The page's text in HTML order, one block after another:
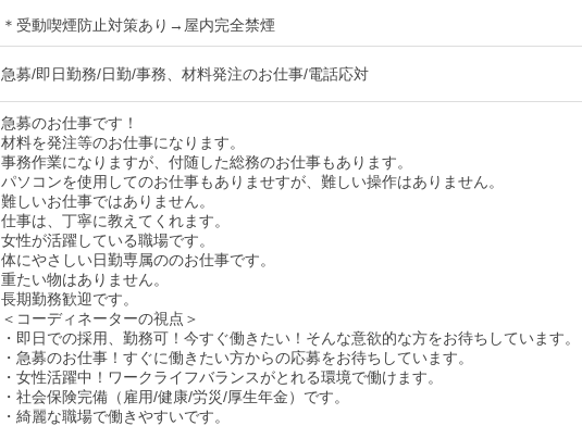
＊受動喫煙防止対策あり→屋内完全禁煙
急募/即日勤務/日勤/事務、材料発注のお仕事/電話応対
急募のお仕事です！
材料を発注等のお仕事になります。
事務作業になりますが、付随した総務のお仕事もあります。
パソコンを使用してのお仕事もありませすが、難しい操作はありません。
難しいお仕事ではありません。
仕事は、丁寧に教えてくれます。
女性が活躍している職場です。
体にやさしい日勤専属ののお仕事です。
重たい物はありません。
長期勤務歓迎です。
＜コーディネーターの視点＞
・即日での採用、勤務可！今すぐ働きたい！そんな意欲的な方をお待ちしています。
・急募のお仕事！すぐに働きたい方からの応募をお待ちしています。
・女性活躍中！ワークライフバランスがとれる環境で働けます。
・社会保険完備（雇用/健康/労災/厚生年金）です。
・綺麗な職場で働きやすいです。